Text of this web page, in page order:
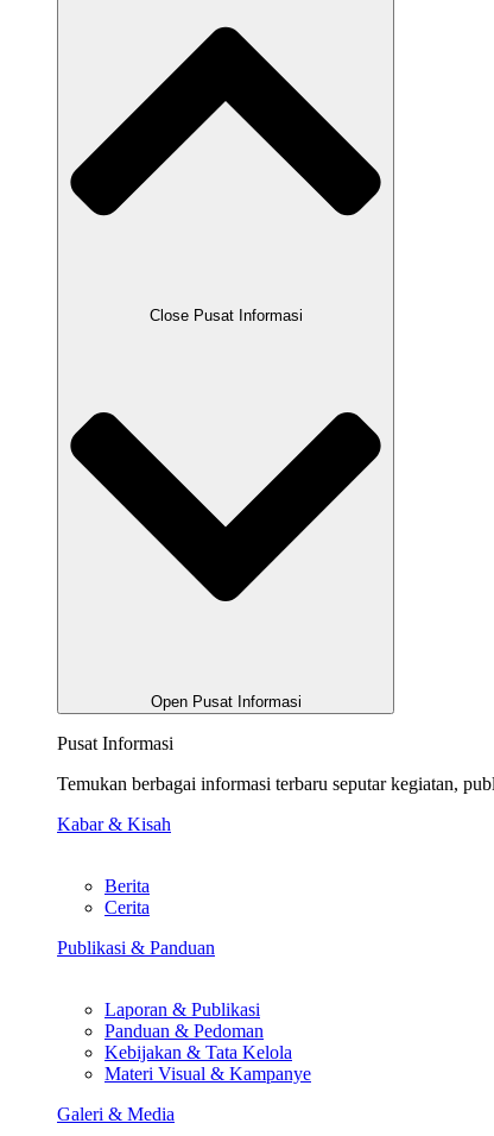
Close Pusat Informasi
Open Pusat Informasi
Pusat Informasi
Temukan berbagai informasi terbaru seputar kegiatan,
Kabar & Kisah
Berita
Cerita
Publikasi & Panduan
Laporan & Publikasi
Panduan & Pedoman
Kebijakan & Tata Kelola
Materi Visual & Kampanye
Galeri & Media